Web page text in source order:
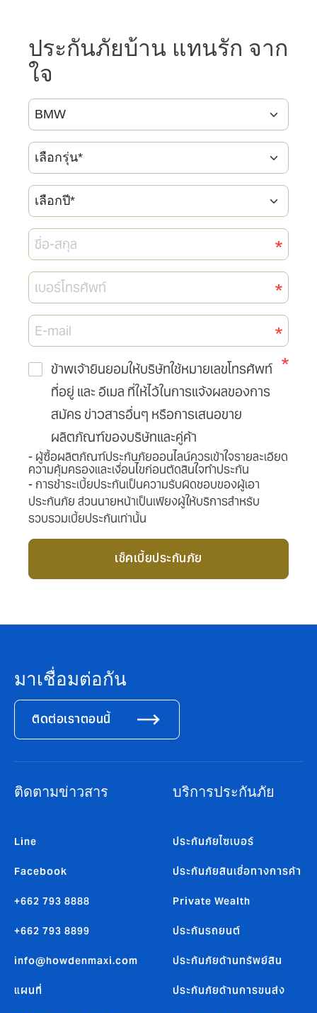
ประกันภัยบ้าน แทนรัก จาก
ใจ
Car
Brand
เลือก
รุ่น*
เลือก
ปี*
ชื่อ-
สกุล
เบอร์
โทรศัพท์
E-
mail
ข้าพเจ้ายินยอมให้บริษัทใช้หมายเลขโทรศัพท์
ที่อยู่ และ อีเมล ที่ให้ไว้ในการแจ้งผลของการ
สมัคร ข่าวสารอื่นๆ หรือการเสนอขาย
ผลิตภัณฑ์ของบริษัทและคู่ค้า
- ผู้ซื้อผลิตภัณฑ์ประกันภัยออนไลน์ควรเข้าใจรายละเอียด
ความคุ้มครองและเงื่อนไขก่อนตัดสินใจทำประกัน
- การชำระเบี้ยประกันเป็นความรับผิดชอบของผู้เอา
ประกันภัย ส่วนนายหน้าเป็นเพียงผู้ให้บริการสำหรับ
รวบรวมเบี้ยประกันเท่านั้น
เช็คเบี้ยประกันภัย
มาเชื่อมต่อกัน
ติดต่อเราตอนนี้
ติดตามข่าวสาร
Line
Facebook
+662 793 8888
+662 793 8899
info@howdenmaxi.com
แผนที่
บริการประกันภัย
ประกันภัยไซเบอร์
ประกันภัยสินเชื่อทางการค้า
Private Wealth
ประกันรถยนต์
ประกันภัยด้านทรัพย์สิน
ประกันภัยด้านการขนส่ง